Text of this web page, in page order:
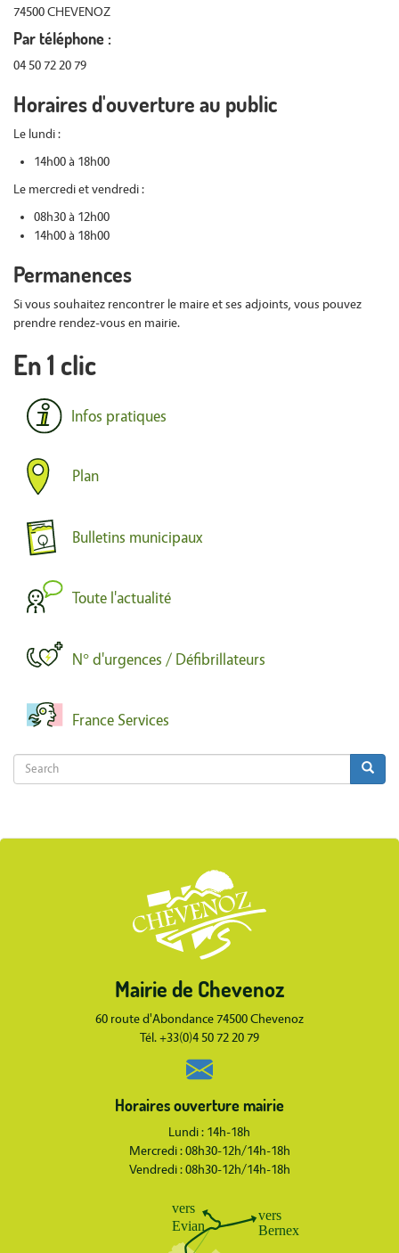
74500 CHEVENOZ
Par téléphone :
04 50 72 20 79
Horaires d'ouverture au public
Le lundi :
14h00 à 18h00
Le mercredi et vendredi :
08h30 à 12h00
14h00 à 18h00
Permanences
Si vous souhaitez rencontrer le maire et ses adjoints, vous pouvez
prendre rendez-vous en mairie.
En 1 clic
Infos pratiques
Plan
Bulletins municipaux
Toute l'actualité
N° d'urgences / Défibrillateurs
France Services
Search
Search Search
Mairie de Chevenoz
60 route d'Abondance 74500 Chevenoz
Tél. +33(0)4 50 72 20 79
Horaires ouverture mairie
Lundi : 14h-18h
Mercredi : 08h30-12h/14h-18h
Vendredi : 08h30-12h/14h-18h